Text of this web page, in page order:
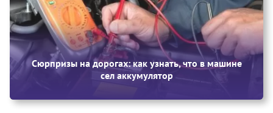
Сюрпризы на дорогах: как узнать, что в машине
сел аккумулятор